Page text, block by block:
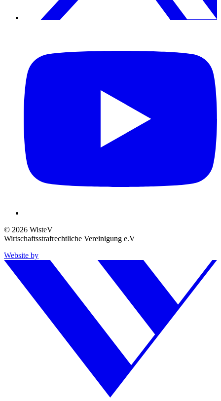
© 2026 WisteV
Wirtschaftsstrafrechtliche Vereinigung e.V
Website by